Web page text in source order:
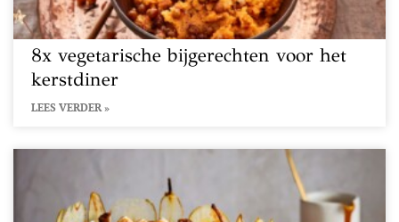
8x vegetarische bijgerechten voor het
kerstdiner
LEES VERDER »